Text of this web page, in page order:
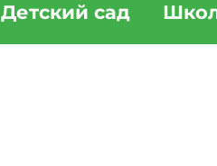
Детский сад